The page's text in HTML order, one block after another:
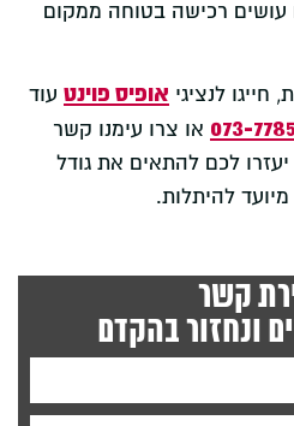
עושים רכישה בטוחה ממקום
חייגו לנציגי אופיס פוינט עוד
073- או צרו עימנו קשר
יעזרו לכם להתאים את גודל
להיתלות.
קשר
ונחזור בהקדם